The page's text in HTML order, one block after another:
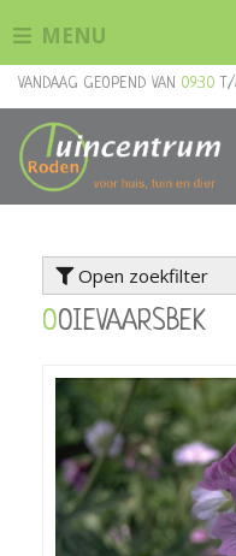
n
VANDAAG GEOPEND VAN 09:30
MENU
Open zoekfilter
OOIEVAARSBEK